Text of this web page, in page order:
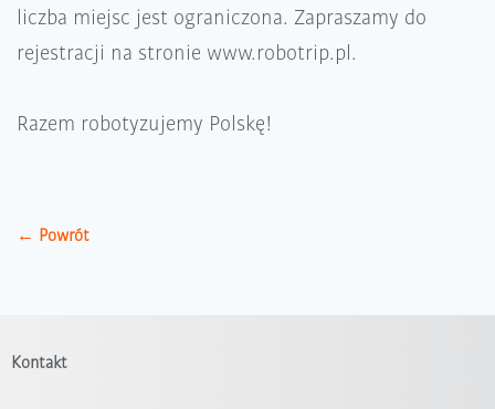
liczba miejsc jest ograniczona. Zapraszamy do
rejestracji na stronie www.robotrip.pl.
Razem robotyzujemy Polskę!
← Powrót
Kontakt